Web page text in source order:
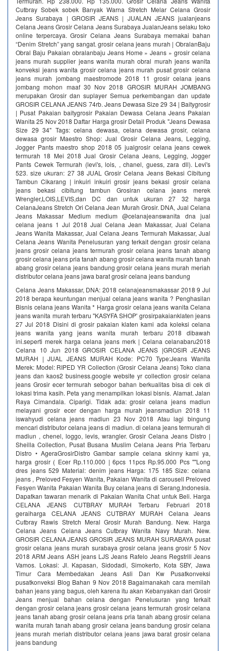
Cutbray Sobek sobek Banyak Warna Stretch Melar Celana Grosir
Jeans Surabaya | GROSIR JEANS | JUALAN JEANS jualanjeans
Celana Jeans Grosir Celana Jeans Surabaya JualanJeans selaku toko
online terpercaya. Grosir Celana Jeans Surabaya memakai bahan
“Denim Stretch” yang sangat. grosir celana jeans murah | ObralanBaju
Obral Baju Pakaian obralanbaju Jeans Home » Jeans » grosir celana
jeans murah supplier jeans wanita murah obral murah jeans wanita
konveksi jeans wanita grosir celana jeans murah pusat grosir celana
jeans murah jombang maestromode 2018 11 grosir celana jeans
jombang mohon maaf 30 Nov 2018 GROSIR MURAH JOMBANG
merupakan Grosir dan suplayer Semua perkembangan dan update
GROSIR CELANA JEANS 74rb. Jeans Dewasa Size 29 34 | Baitygrosir
| Pusat Pakaian baitygrosir Pakaian Dewasa Celana Jeans Pakaian
Wanita 25 Nov 2018 Daftar Harga grosir Detail Produk "Jeans Dewasa
Size 29 34" Tags: celana dewasa, celana dewasa grosir, celana
dewasa grosir Maestro Shop: Jual Grosir Celana Jeans, Legging,
Jogger Pants maestro shop 2018 05 jualgrosir celana jeans cewek
termurah 18 Mei 2018 Jual Grosir Celana Jeans, Legging, Jogger
Pants Cewek Termurah (levi's, lois, , chanel, guess, zara dll). Levi's
523. size ukuran: 27 38 JUAL Grosir Celana Jeans Bekasi Cibitung
Tambun Cikarang | inkuiri inkuiri grosir jeans bekasi grosir celana
jeans bekasi cibitung tambun Grosiran celana jeans merek
Wrengler,LOIS,LEVIS,dan DC dan untuk ukuran 27 32 harga
CelanaJeans Stretch Ori Celana Jean Murah Grosir. DNA, Jual Celana
Jeans Makassar Medium medium @celanajeanswanita dna jual
celana jeans 1 Jul 2018 Jual Celana Jean Makassar, Jual Celana
Jeans Wanita Makassar, Jual Celana Jeans Termurah Makassar, Jual
Celana Jeans Wanita Penelusuran yang terkait dengan grosir celana
jeans grosir celana jeans termurah grosir celana jeans tanah abang
grosir celana jeans pria tanah abang grosir celana wanita murah tanah
abang grosir celana jeans bandung grosir celana jeans murah meriah
distributor celana jeans jawa barat grosir celana jeans bandung
Celana Jeans Makassar, DNA: 2018 celanajeansmakassar 2018 9 Jul
2018 berapa keuntungan menjual celana jeans wanita ? Penghasilan
Bisnis celana jeans Wanita * Harga grosir celana jeans wanita Celana
jeans wanita murah terbaru ''KASYFA SHOP' grosirpakaianklaten jeans
27 Jul 2018 Disini di grosir pakaian klaten kami ada koleksi celana
jeans wanita yang jeans wanita murah terbaru 2018 dibawah
ini.seperti merek harga celana jeans merk | Celana celanabaru2018
Celana 10 Jun 2018 GROSIR CELANA JEANS |GROSIR JEANS
MURAH | JUAL JEANS MURAH Kode: PC70 Type:Jeans Wanita
Merek: Model: RIPED YR Collection (Grosir Celana Jeans) Toko clana
jeans dan kaos2 business.google website yr collection grosir celana
jeans Grosir ecer termurah sebogor bahan berkualitas bisa di cek di
lokasi trima kasih. Peta yang menampilkan lokasi bisnis. Alamat. Jalan
Raya Cimandala. Ciparigi. Tidak ada: grosir celana jeans madiun
melayani grosir ecer dengan harga murah jeansmadiun 2018 11
iswahyudi celana jeans madiun 23 Nov 2018 Atau lagi bingung
mencari distributor celana jeans di madiun. di celana jeans termurah di
madiun , chenel, loggo, levis, wrangler. Grosir Celana Jeans Distro |
Sheilla Collection, Pusat Busana Muslim Celana Jeans Pria Terbaru
Distro • AgeraGrosirDistro Gambar sample celana skinny kami ya,
harga grosir ( Ecer Rp.110.000 | 6pcs 11pcs Rp.95.000 Pcs ""Long
dres jeans 529 Material: denim jeans Harga: 175 185 Size: celana
jeans , Preloved Fesyen Wanita, Pakaian Wanita di carousell Preloved
Fesyen Wanita Pakaian Wanita Buy celana jeans di Serang,Indonesia.
Dapatkan tawaran menarik di Pakaian Wanita Chat untuk Beli. Harga
CELANA JEANS CUTBRAY MURAH Terbaru Februari 2018
geraiharga CELANA JEANS CUTBRAY MURAH Celana Jeans
Cutbray Rawis Stretch Meral Grosir Murah Bandung. New. Harga
Celana Jeans Celana Jeans Cutbray Wanita Navy Murah. New.
GROSIR CELANA JEANS GROSIR JEANS MURAH SURABAYA pusat
grosir celana jeans murah surabaya grosir celana jeans grosir 5 Nov
2018 ARM Jeans ASH jeans LJS Jeans Rafelo Jeans Regstrill Jeans
Vamos. Lokasi: Jl. Kapasan, Sidodadi, Simokerto, Kota SBY, Jawa
Timur Cara Membedakan Jeans Asli Dan Kw Pusatkonveksi
pusatkonveksi Blog Bahan 9 Nov 2018 Bagaimanakah cara memilah
bahan jeans yang bagus, oleh karena itu akan Kebanyakan dari Grosir
Jeans menjual bahan celana dengan Penelusuran yang terkait
dengan grosir celana jeans grosir celana jeans termurah grosir celana
jeans tanah abang grosir celana jeans pria tanah abang grosir celana
wanita murah tanah abang grosir celana jeans bandung grosir celana
jeans murah meriah distributor celana jeans jawa barat grosir celana
jeans bandung